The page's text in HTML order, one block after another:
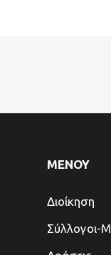
ΜΕΝΟΥ
Διοίκηση
Σύλλογοι-